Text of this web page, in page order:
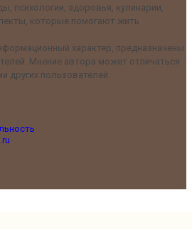
психологии, здоровья, кулинарии,
которые помогают жить
характер, предназначены
Мнение автора может отличаться
других пользователей.